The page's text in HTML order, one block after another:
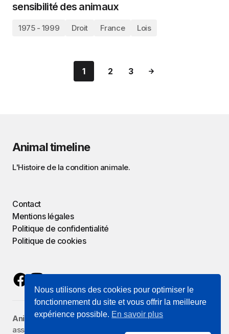
sensibilité des animaux
1975 - 1999 Droit France Lois
1 2 3
Animal timeline
L'Histoire de la condition animale.
Contact
Mentions légales
Politique de confidentialité
Politique de cookies
Animal Timelineest porté parZoographie, une
association reconnue d'intérêt général qui œuvre à
Nous utilisons des cookies pour optimiser le
fonctionnement du site et vous offrir la meilleure
expérience possible. En savoir plus